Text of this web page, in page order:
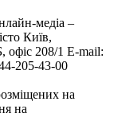
медіа –
Київ,
208/1 E-mail:
205-43-00
на
на